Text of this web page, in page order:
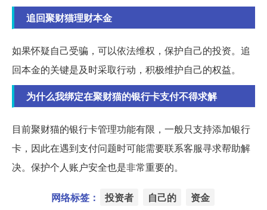
追回聚财猫理财本金
如果怀疑自己受骗，可以依法维权，保护自己的投资。追
回本金的关键是及时采取行动，积极维护自己的权益。
为什么我绑定在聚财猫的银行卡支付不得求解
目前聚财猫的银行卡管理功能有限，一般只支持添加银行
卡，因此在遇到支付问题时可能需要联系客服寻求帮助解
决。保护个人账户安全也是非常重要的。
网络标签： 投资者 自己的 资金